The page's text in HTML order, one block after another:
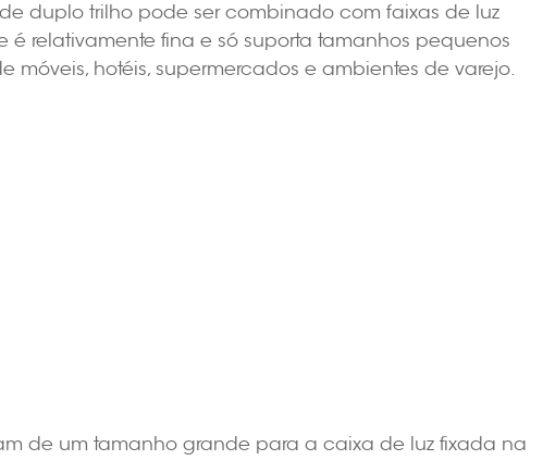
duplo trilho pode ser combinado com faixas de luz
é relativamente fina e só suporta tamanhos pequenos
móveis, hotéis, supermercados e ambientes de varejo.
de um tamanho grande para a caixa de luz fixada na